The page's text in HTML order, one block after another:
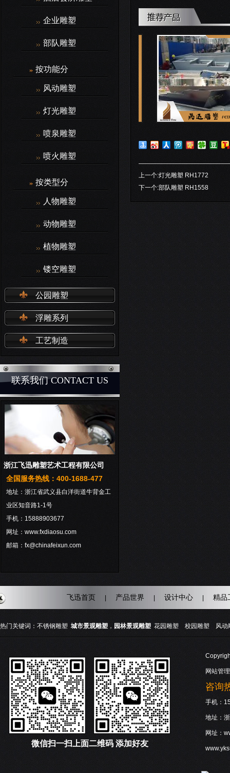
企业雕塑
部队雕塑
按功能分
风动雕塑
灯光雕塑
喷泉雕塑
喷火雕塑
按类型分
人物雕塑
动物雕塑
植物雕塑
镂空雕塑
公园雕塑
浮雕系列
工艺制造
联系我们 CONTACT US
浙江飞迅雕塑艺术工程有限公司
全国服务热线：400-1688-477
地址：浙江省武义县白洋街道牛背金工
业区知音路1-1号
手机：15888903677
网址：www.fxdiaosu.com
邮箱：fx@chinafeixun.com
上一个:灯光雕塑 RH1772
下一个:部队雕塑 RH1558
飞迅首页 | 产品世界 | 设计中心 | 精品
热门关键词： 不锈钢雕塑 城市景观雕塑 ， 园林景观雕塑 花园雕塑 校园雕塑 风动
微信扫一扫上面二维码 添加好友
网站管理
咨询
手机：
地址：
网址：